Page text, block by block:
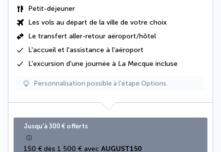
Petit-déjeuner
Les vols au départ de la ville de votre choix
Le transfert aller-retour aéroport/hôtel
L'accueil et l'assistance à l'aéroport
L'excursion d'une journée à La Mecque incluse
Personnalisation possible à l’étape Options.
Jusqu’à 300 € offerts
150 € dès 1 500 € avec AUGUST150